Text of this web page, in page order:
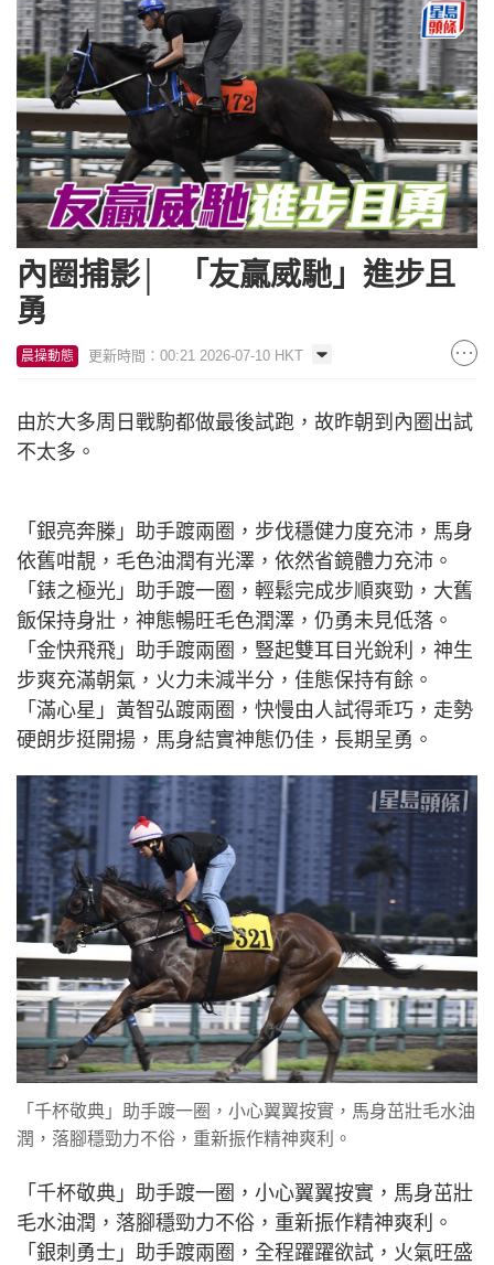
內圈捕影│ 「友贏威馳」進步且
勇
晨操動態 更新時間：00:21 2026-07-10 HKT
由於大多周日戰駒都做最後試跑，故昨朝到內圈出試
不太多。
「銀亮奔榺」助手踱兩圈，步伐穩健力度充沛，馬身
依舊咁靚，毛色油潤有光澤，依然省鏡體力充沛。
「錶之極光」助手踱一圈，輕鬆完成步順爽勁，大舊
飯保持身壯，神態暢旺毛色潤澤，仍勇未見低落。
「金快飛飛」助手踱兩圈，豎起雙耳目光銳利，神生
步爽充滿朝氣，火力未減半分，佳態保持有餘。
「滿心星」黃智弘踱兩圈，快慢由人試得乖巧，走勢
硬朗步挺開揚，馬身結實神態仍佳，長期呈勇。
「千杯敬典」助手踱一圈，小心翼翼按實，馬身茁壯毛水油
潤，落腳穩勁力不俗，重新振作精神爽利。
「千杯敬典」助手踱一圈，小心翼翼按實，馬身茁壯
毛水油潤，落腳穩勁力不俗，重新振作精神爽利。
「銀刺勇士」助手踱兩圈，全程躍躍欲試，火氣旺盛